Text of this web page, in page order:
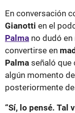
En conversación
Gianotti en el
Palma no dudó
convertirse en
Palma señaló que
algún momento
posteriormente
“Sí, lo pensé. Tal